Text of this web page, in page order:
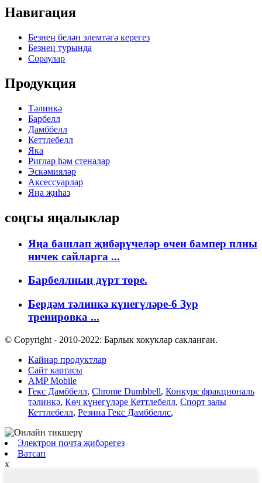
Навигация
Безнең белән элемтәгә керегез
Безнең турында
Сораулар
Продукция
Тәлинкә
Барбелл
Дамббелл
Кеттлебелл
Яка
Риглар һәм стеналар
Эскәмияләр
Аксессуарлар
Яңа җиһаз
соңгы яңалыклар
Яңа башлап җибәрүчеләр өчен бампер плны
ничек сайларга ...
Барбеллның дүрт төре.
Бердәм тәлинкә күнегүләре-6 Зур
тренировка ...
© Copyright - 2010-2022: Барлык хокуклар сакланган.
Кайнар продуктлар
Сайт картасы
AMP Mobile
Гекс Дамббелл, Chrome Dumbbell, Конкурс фракциональ
тәлинкә, Көч күнегүләре Кеттлебелл, Спорт залы
Кеттлебелл, Резина Гекс Дамббеллс,
Электрон почта җибәрегез
Ватсап
x